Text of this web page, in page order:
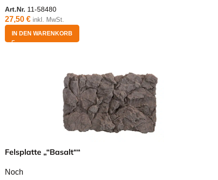
Art.Nr. 11-58480
27,50 € inkl. MwSt.
IN DEN WARENKORB
Felsplatte „“Basalt““
Noch